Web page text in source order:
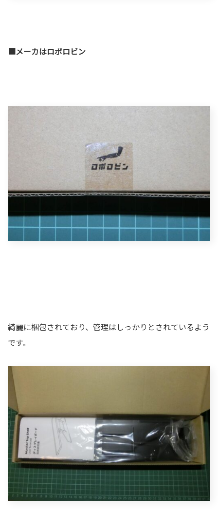
■メーカはロボロビン
綺麗に梱包されており、管理はしっかりとされているよう
です。